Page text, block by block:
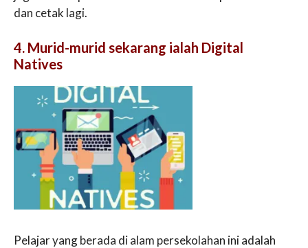
dan cetak lagi.
4. Murid-murid sekarang ialah Digital
Natives
Pelajar yang berada di alam persekolahan ini adalah